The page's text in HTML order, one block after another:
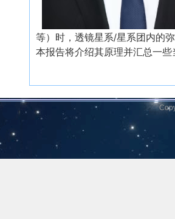
等）时，透镜星系/星系团内的
本报告将介绍其原理并汇总一些